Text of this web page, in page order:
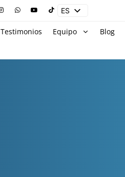
ES
Testimonios Equipo Blog